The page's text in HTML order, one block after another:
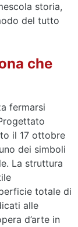
storia,
del tutto
che
fermarsi
il 17 ottobre
dei simboli
La struttura
totale di
alle
d’arte in